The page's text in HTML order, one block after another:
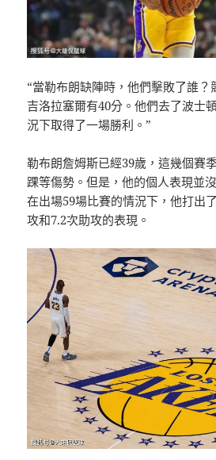
“當勒布朗缺陣時，他們擊敗了誰
吉洛拉塞爾有40分。他們去了波士
況下取得了一場勝利。”
勒布朗詹姆斯已經39歲，這幾個賽
踝等傷勢。但是，他的個人表現並
在出場59場比賽的情況下，他打出
攻和7.2次助攻的表現。